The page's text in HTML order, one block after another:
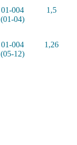
01-004
(01-04)
1,5
01-004
(05-12)
1,26